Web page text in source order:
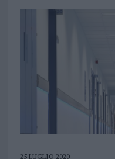
25 LUGLIO 2020